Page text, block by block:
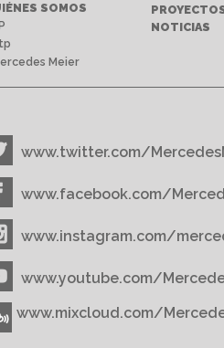
SOMOS
Meier
NOTICIAS
www.twitter.com/
www.facebook.com/
www.instagram.com/
www.youtube.com/
www.mixcloud.com/